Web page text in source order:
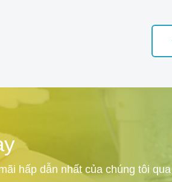
hấp dẫn nhất của chúng tôi qua